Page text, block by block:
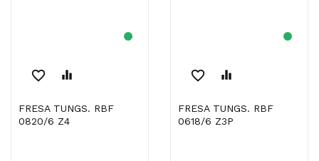
favorite_border equalizer
FRESA TUNGS. RBF
0820/6 Z4
favorite_border equalizer
FRESA TUNGS. RBF
0618/6 Z3P